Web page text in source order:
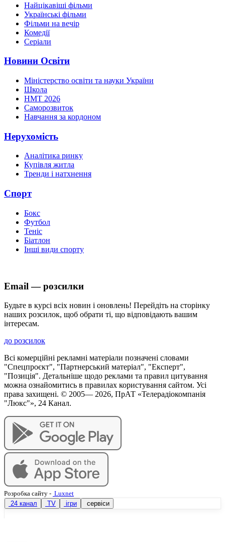
Найцікавіші фільми
Українські фільми
Фільми на вечір
Комедії
Серіали
Новини Освіти
Міністерство освіти та науки України
Школа
НМТ 2026
Саморозвиток
Навчання за кордоном
Нерухомість
Аналітика ринку
Купівля житла
Тренди і натхнення
Спорт
Бокс
Футбол
Теніс
Біатлон
Інші види спорту
Email — розсилки
Будьте в курсі всіх новин і оновлень! Перейдіть на сторінку
наших розсилок, щоб обрати ті, що відповідають вашим
інтересам.
до розсилок
Всі комерційні рекламні матеріали позначені словами
"Спецпроєкт", "Партнерський матеріал", "Експерт",
"Позиція". Детальніше щодо реклами та правил цитування
можна ознайомитись в правилах користування сайтом. Усі
права захищені. © 2005— 2026, ПрАТ «Телерадіокомпанія
"Люкс"», 24 Канал.
Розробка сайту - Luxnet
24 канал
TV ігри сервіси